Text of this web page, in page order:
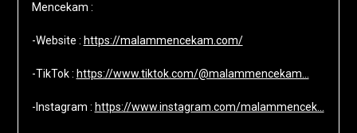
Mencekam :
-Website : https://malammencekam.com/
-TikTok : https://www.tiktok.com/@malammencekam…
-Instagram : https://www.instagram.com/malammencek…